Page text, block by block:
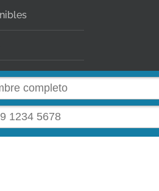
| Dr. Barros Borgoño 71, Of.